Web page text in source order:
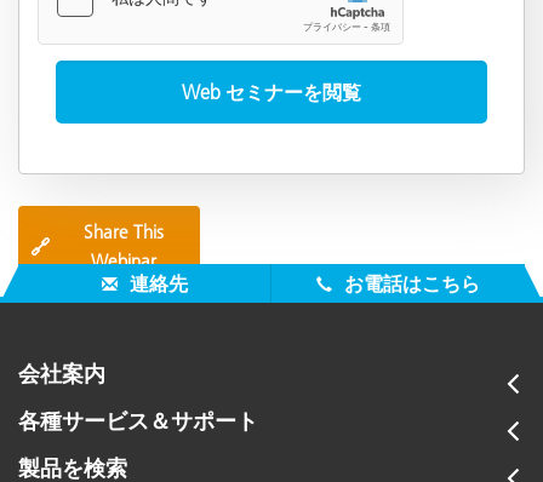
🔗
Share This
Webinar
連絡先 お電話はこちら
会社案内
各種サービス＆サポート
製品を検索